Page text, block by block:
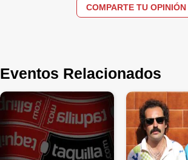
COMPARTE TU OPINIÓN
Eventos Relacionados